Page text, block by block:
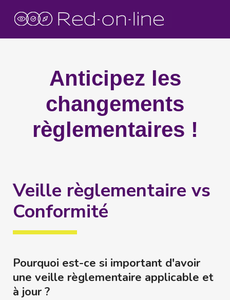
Anticipez les
changements
règlementaires !
Veille règlementaire vs
Conformité
Pourquoi est-ce si important d'avoir
une veille règlementaire applicable et
à jour ?